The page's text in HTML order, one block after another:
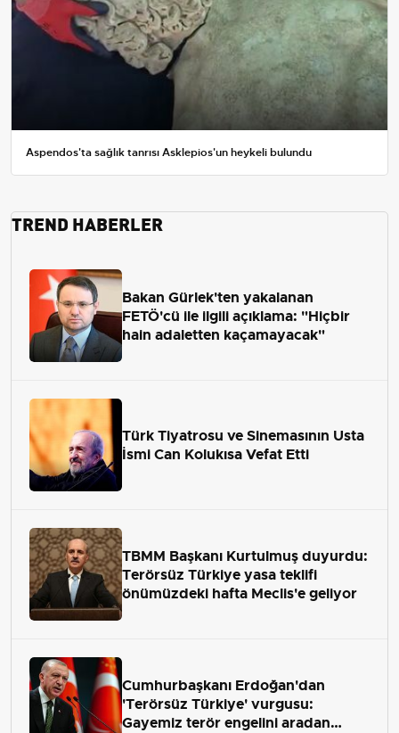
Aspendos'ta sağlık tanrısı Asklepios'un heykeli bulundu
TREND HABERLER
Bakan Gürlek'ten yakalanan
FETÖ'cü ile ilgili açıklama: "Hiçbir
hain adaletten kaçamayacak"
Türk Tiyatrosu ve Sinemasının Usta
İsmi Can Kolukısa Vefat Etti
TBMM Başkanı Kurtulmuş duyurdu:
Terörsüz Türkiye yasa teklifi
önümüzdeki hafta Meclis'e geliyor
Cumhurbaşkanı Erdoğan'dan
'Terörsüz Türkiye' vurgusu:
Gayemiz terör engelini aradan